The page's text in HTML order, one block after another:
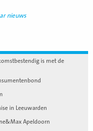
nieuws
is met de
in Leeuwarden
Apeldoorn